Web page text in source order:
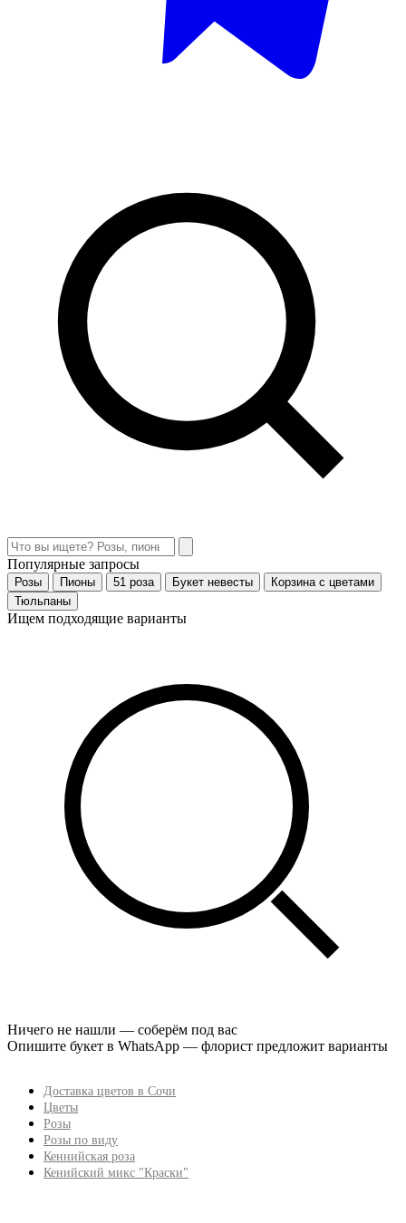
Популярные запросы
Розы Пионы 51 роза Букет невесты
Корзина с цветами
Тюльпаны
Ищем подходящие варианты
Ничего не нашли — соберём под вас
Опишите букет в WhatsApp — флорист предложит варианты
Доставка цветов в Сочи
Цветы
Розы
Розы по виду
Кеннийская роза
Кенийский микс "Краски"